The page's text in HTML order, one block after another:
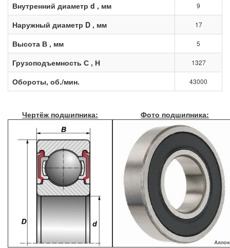
Внутренний диаметр d , мм 9
Наружный диаметр D , мм 17
Высота В , мм 5
Грузоподъемность С , Н 1327
Обороты, об./мин. 43000
Чертёж подшипника: Фото подшипника: